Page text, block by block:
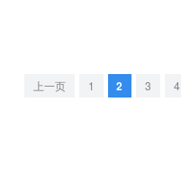
上一页 1 2 3 4